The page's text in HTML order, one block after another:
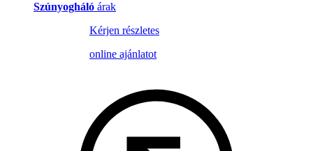
Szúnyogháló árak
Kérjen részletes
online ajánlatot